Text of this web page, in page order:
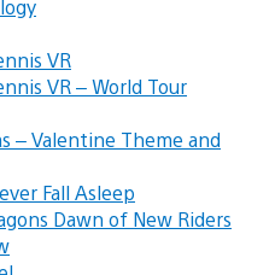
VR
VR – World Tour
– Valentine Theme and
Fall Asleep
Dawn of New Riders